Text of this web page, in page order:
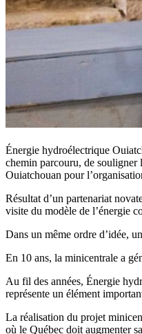
Énergie hydroélectrique
chemin parcouru, de souligner
Ouiatchouan pour
Résultat d’un partenariat
visite du modèle de l’énergie
Dans un même ordre d’idée,
En 10 ans, la minicentrale a
Au fil des années, Énergie
représente un élément
La réalisation du projet
où le Québec doit augmenter